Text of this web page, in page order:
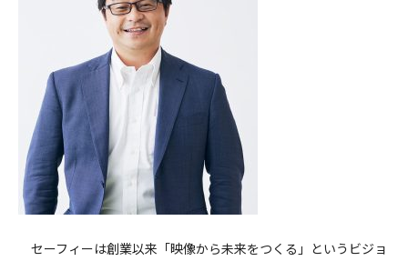
セーフィーは創業以来「映像から未来をつくる」というビジョ